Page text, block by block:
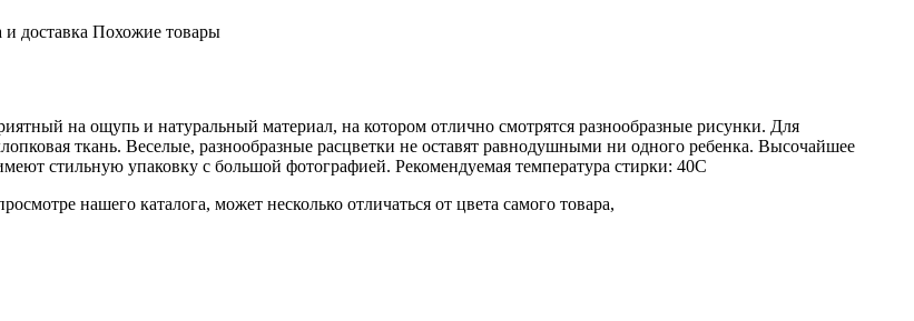
доставка Похожие товары
на ощупь и натуральный материал, на котором отлично смотрятся разнообразные рисунки. Для
ткань. Веселые, разнообразные расцветки не оставят равнодушными ни одного ребенка. Высочайшее
стильную упаковку с большой фотографией. Рекомендуемая температура стирки: 40С
нашего каталога, может несколько отличаться от цвета самого товара,